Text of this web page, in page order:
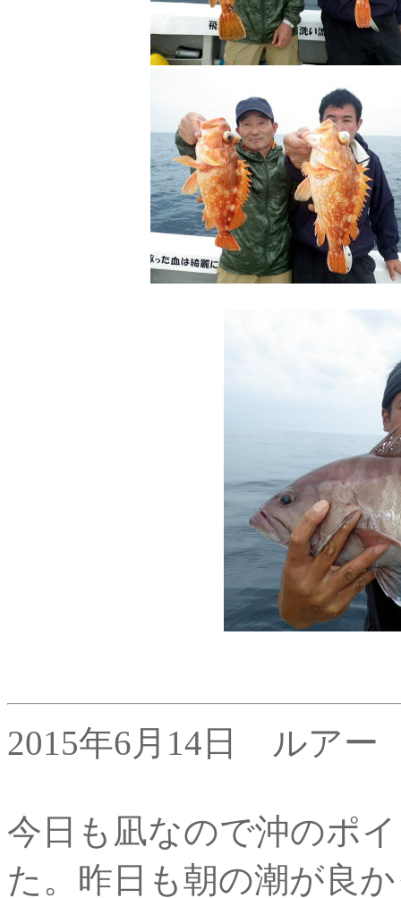
2015年6月14日 ルアー
今日も凪なので沖のポ
た。昨日も朝の潮が良